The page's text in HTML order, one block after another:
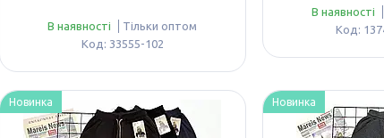
В наявності
Тільки оптом
33555-102
В наявності
Новинка Новинка